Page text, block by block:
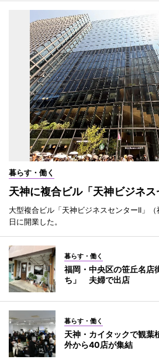
暮らす・働く
天神に複合ビル「天神ビジネ
大型複合ビル「天神ビジネスセンターII」
日に開業した。
暮らす・働く
福岡・中央区の笹丘名店
ち」 夫婦で出店
暮らす・働く
天神・カイタックで観
外から40店が集結